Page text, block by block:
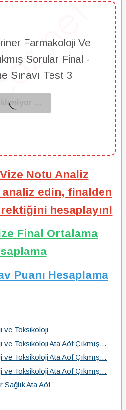
Farmakoloji Ve
Sorular Final -
Sınavı Test 3
Vize Notu Analiz
edin, finalden
hesaplayın!
Final Ortalama
Puanı Hesaplama
ve Toksikoloji
ve Toksikoloji Ata Aöf Çıkmış…
ve Toksikoloji Ata Aöf Çıkmış…
ve Toksikoloji Ata Aöf Çıkmış…
Sağlık Ata Aöf